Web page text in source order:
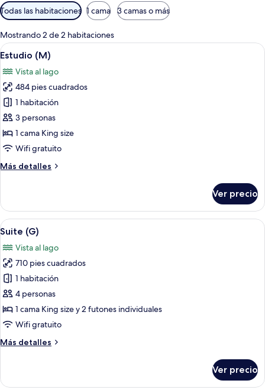
Filtros
disponibles
para
las
habitaciones
Todas las habitaciones 1 cama 3 camas o más
Mostrando 2 de 2 habitaciones
Abrir
todas
las
fotos
de
Estudio
(M)
Una cocina moderna con una isla
6
Estudio (M)
Vista al lago
484 pies cuadrados
1 habitación
3 personas
1 cama King size
Wifi gratuito
Más detalles
Más
(M)
Ver precio
Abrir
todas
las
fotos
de
Suite
(G)
Una sala de estar moderna con un
10
Suite (G)
Vista al lago
710 pies cuadrados
1 habitación
4 personas
1 cama King size y 2 futones individuales
Wifi gratuito
Más detalles
Más
(G)
Ver precio